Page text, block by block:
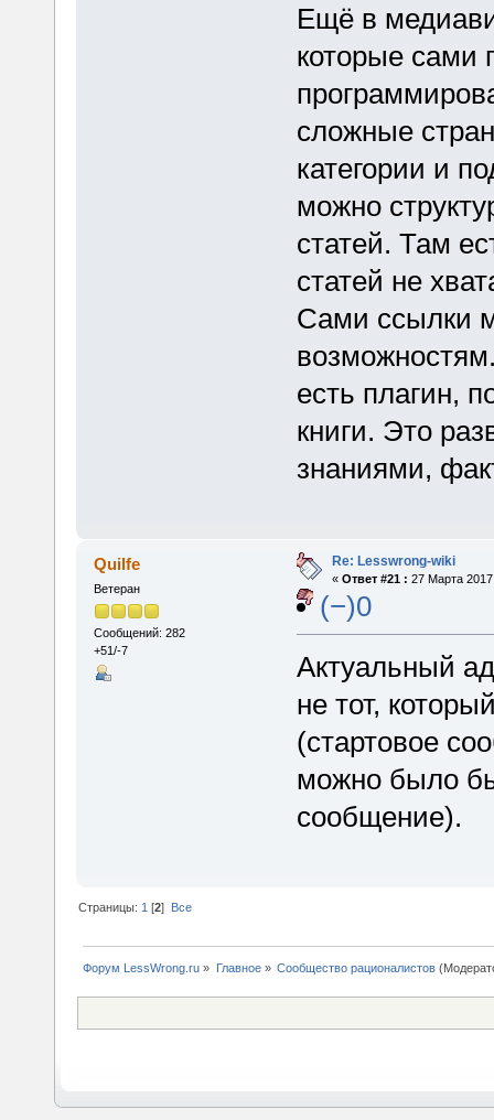
Ещё в
которые сами
сложные
категории и
можно
статей. Там
статей не
Сами ссылки
есть плагин,
книги. Это
знаниями,
Quilfe
Ветеран
Сообщений: 282
+51/-7
Re: Lesswrong-wiki
« Ответ #21 : 27 Марта
(−)0
Актуальный
не тот,
(стартовое
можно было
сообщение).
Страницы: 1 [2] Все
Форум LessWrong.ru » Главное» Сообщество рационалистов